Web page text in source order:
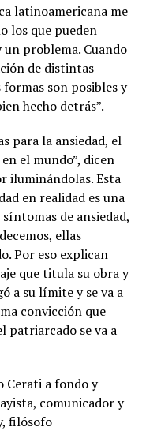
latinoamericana me
los que pueden
un problema. Cuando
de distintas
formas son posibles y
hecho detrás”.
para la ansiedad, el
el mundo”, dicen
iluminándolas. Esta
en realidad es una
de ansiedad,
ellas
Por eso explican
que titula su obra y
a su límite y se va a
convicción que
patriarcado se va a
Cerati a fondo y
comunicador y
filósofo